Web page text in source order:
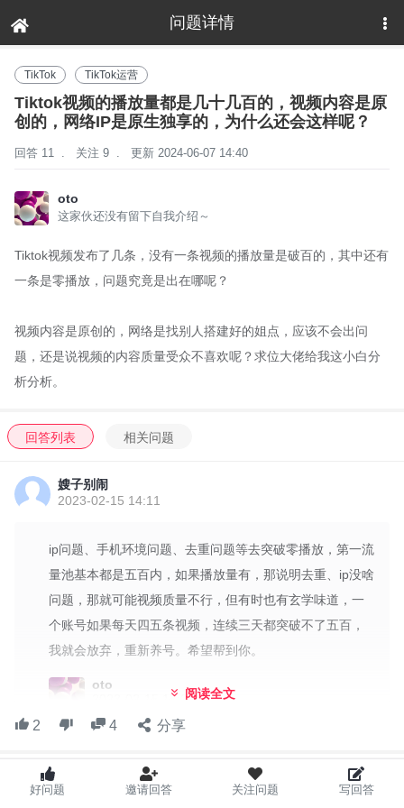
问题详情
下拉刷新
TikTok TikTok运营
Tiktok视频的播放量都是几十几百的，视频内容是原
创的，网络IP是原生独享的，为什么还会这样呢？
回答 11 . 关注 9 . 更新 2024-06-07 14:40
oto
这家伙还没有留下自我介绍～
Tiktok视频发布了几条，没有一条视频的播放量是破百的，其中还有
一条是零播放，问题究竟是出在哪呢？
视频内容是原创的，网络是找别人搭建好的姐点，应该不会出问
题，还是说视频的内容质量受众不喜欢呢？求位大佬给我这小白分
析分析。
回答列表 相关问题
嫂子别闹
2023-02-15 14:11
ip问题、手机环境问题、去重问题等去突破零播放，第一流
量池基本都是五百内，如果播放量有，那说明去重、ip没啥
问题，那就可能视频质量不行，但有时也有玄学味道，一
个账号如果每天四五条视频，连续三天都突破不了五百，
我就会放弃，重新养号。希望帮到你。
oto
2023-02-15 15:22
谢谢朋友。另外，朋友的id是不是换了？被guan
查看全部 4 条回复>
阅读全文
2 4 分享
I'm Tiktoker 玩家交流微信群
好问题 邀请回答 关注问题 写回答